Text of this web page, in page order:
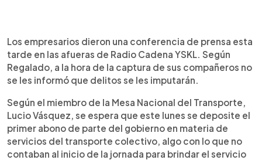
Los empresarios dieron una conferencia de prensa esta
tarde en las afueras de Radio Cadena YSKL. Según
Regalado, a la hora de la captura de sus compañeros no
se les informó que delitos se les imputarán.
Según el miembro de la Mesa Nacional del Transporte,
Lucio Vásquez, se espera que este lunes se deposite el
primer abono de parte del gobierno en materia de
servicios del transporte colectivo, algo con lo que no
contaban al inicio de la jornada para brindar el servicio